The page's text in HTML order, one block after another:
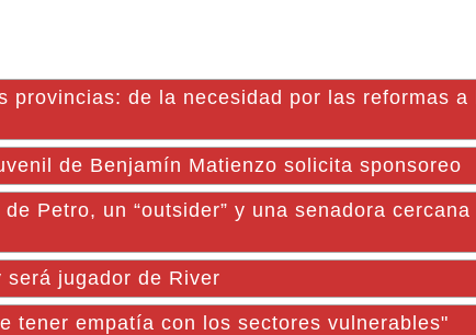
provincias: de la necesidad por las reformas a
de Benjamín Matienzo solicita sponsoreo
Petro, un “outsider” y una senadora cercana
jugador de River
tener empatía con los sectores vulnerables"